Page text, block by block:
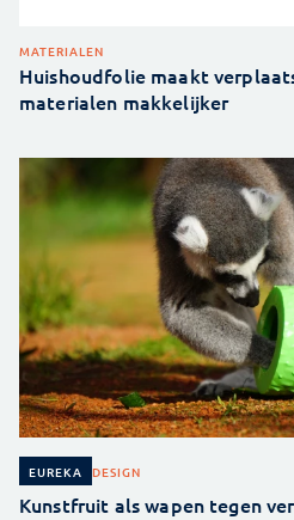
MATERIALEN
Huishoudfolie maakt
materialen makkelijker
EUREKA DESIGN
Kunstfruit als wapen tegen